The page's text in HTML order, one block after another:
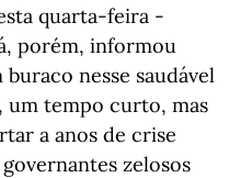
quarta-feira -
porém, informou
nesse saudável
um tempo curto, mas
a anos de crise
zelosos